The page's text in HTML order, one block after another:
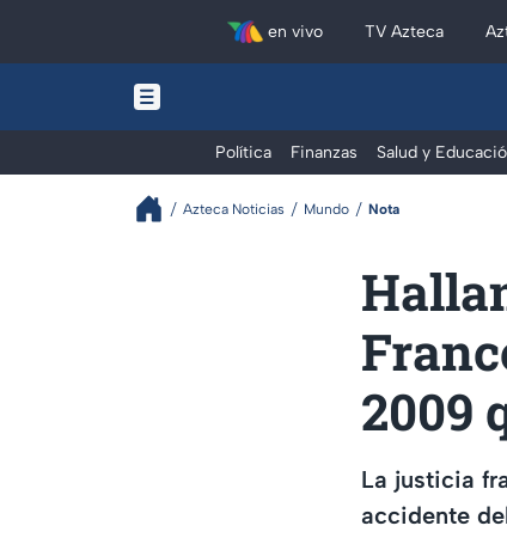
en vivo TV Azteca
Política Finanzas Salud y
Azteca Noticias Mundo Nota
2009
La justicia
accidente